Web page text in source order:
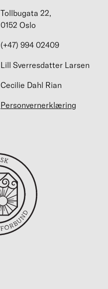
Tollbugata 22,
0152 Oslo
(+47) 994 02409
Lill Sverresdatter Larsen
Cecilie Dahl Rian
Personvernerklæring